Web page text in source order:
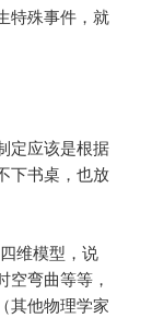
特殊事件，就
定应该是根据
下书桌，也放
维模型，说
空弯曲等等，
其他物理学家